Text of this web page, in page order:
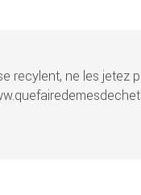
recylent, ne les jetez